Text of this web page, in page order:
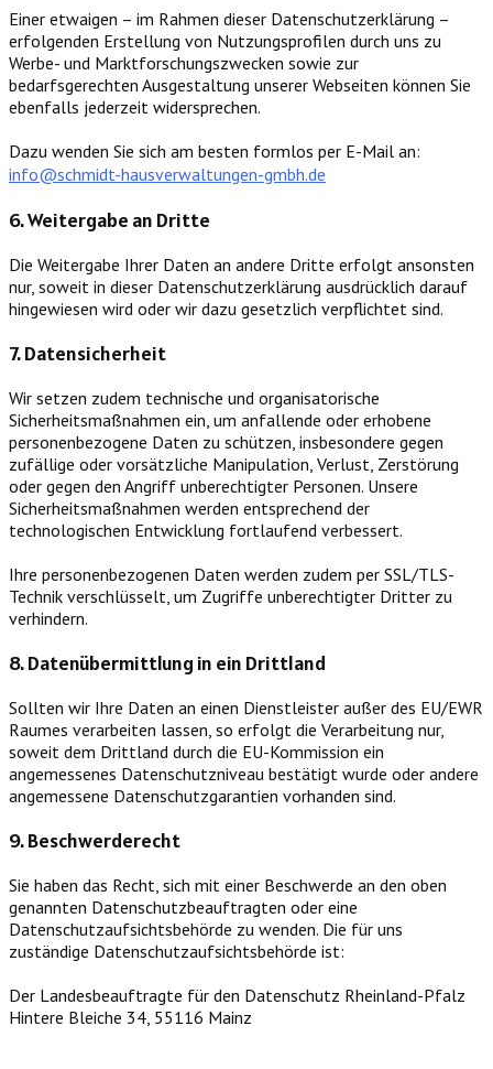
Einer etwaigen – im Rahmen dieser Datenschutzerklärung –
erfolgenden Erstellung von Nutzungsprofilen durch uns zu
Werbe- und Marktforschungszwecken sowie zur
bedarfsgerechten Ausgestaltung unserer Webseiten können Sie
ebenfalls jederzeit widersprechen.
Dazu wenden Sie sich am besten formlos per E-Mail an:
info@schmidt-hausverwaltungen-gmbh.de
6. Weitergabe an Dritte
Die Weitergabe Ihrer Daten an andere Dritte erfolgt ansonsten
nur, soweit in dieser Datenschutzerklärung ausdrücklich darauf
hingewiesen wird oder wir dazu gesetzlich verpflichtet sind.
7. Datensicherheit
Wir setzen zudem technische und organisatorische
Sicherheitsmaßnahmen ein, um anfallende oder erhobene
personenbezogene Daten zu schützen, insbesondere gegen
zufällige oder vorsätzliche Manipulation, Verlust, Zerstörung
oder gegen den Angriff unberechtigter Personen. Unsere
Sicherheitsmaßnahmen werden entsprechend der
technologischen Entwicklung fortlaufend verbessert.
Ihre personenbezogenen Daten werden zudem per SSL/TLS-
Technik verschlüsselt, um Zugriffe unberechtigter Dritter zu
verhindern.
8. Datenübermittlung in ein Drittland
Sollten wir Ihre Daten an einen Dienstleister außer des EU/EWR
Raumes verarbeiten lassen, so erfolgt die Verarbeitung nur,
soweit dem Drittland durch die EU-Kommission ein
angemessenes Datenschutzniveau bestätigt wurde oder andere
angemessene Datenschutzgarantien vorhanden sind.
9. Beschwerderecht
Sie haben das Recht, sich mit einer Beschwerde an den oben
genannten Datenschutzbeauftragten oder eine
Datenschutzaufsichtsbehörde zu wenden. Die für uns
zuständige Datenschutzaufsichtsbehörde ist:
Der Landesbeauftragte für den Datenschutz Rheinland-Pfalz
Hintere Bleiche 34, 55116 Mainz